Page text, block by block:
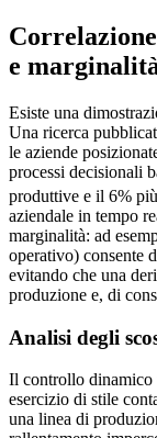
e
Esiste una
Una ricerca
le aziende
processi decisionali
produttive e il 6%
aziendale in tempo
marginalità: ad
operativo) consente
evitando che una
produzione e, di
Analisi degli
Il controllo dinamico
esercizio di stile
una linea di